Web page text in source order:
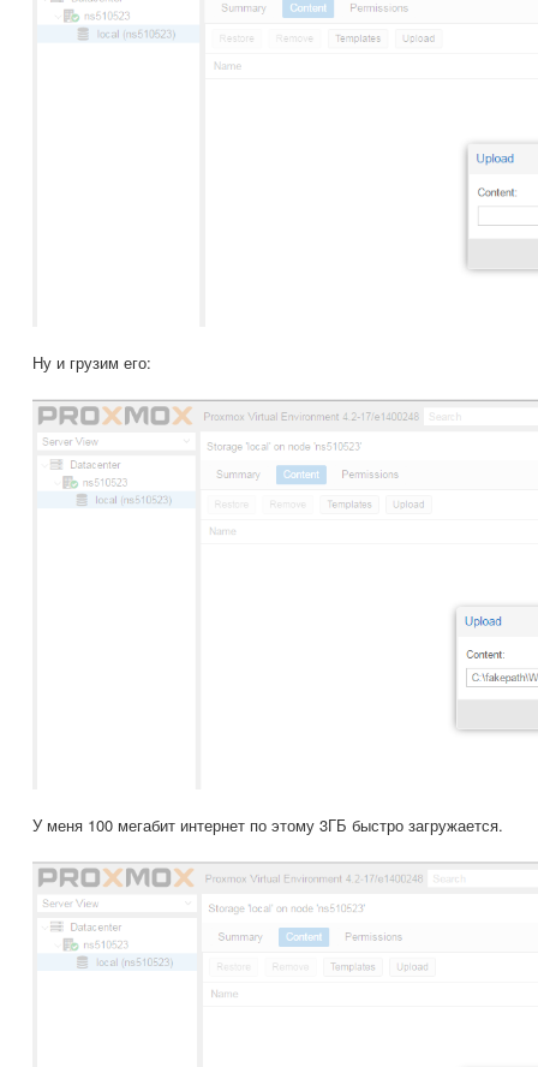
Ну и грузим его:
У меня 100 мегабит интернет по этому 3ГБ быстро загружается.